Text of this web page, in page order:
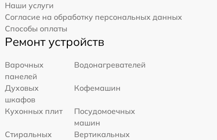
Наши услуги
Согласие на обработку персональных данных
Способы оплаты
Ремонт устройств
Варочных
панелей
Водонагревателей
Духовых
шкафов
Кофемашин
Кухонных плит
Посудомоечных
машин
Стиральных
Вертикальных